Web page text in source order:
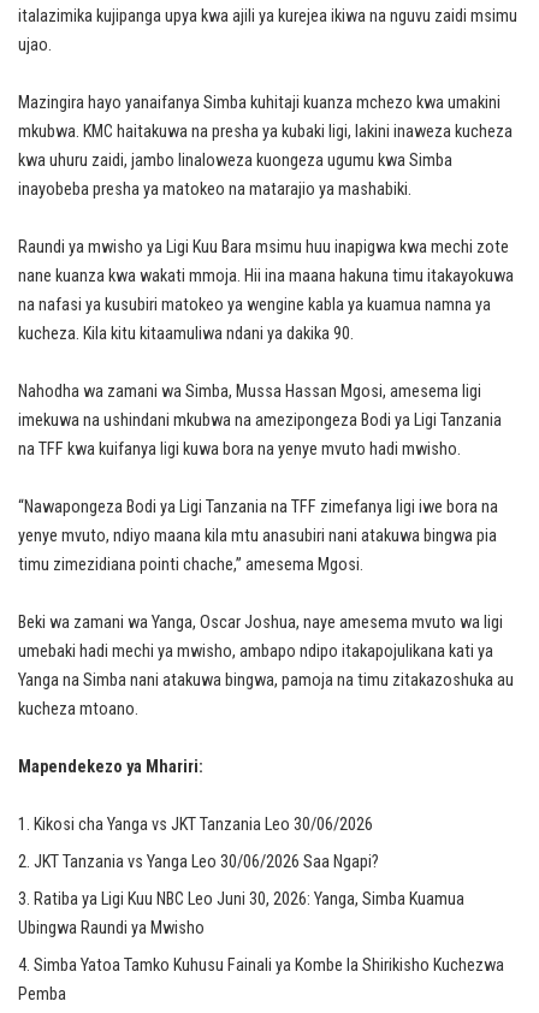
italazimika kujipanga upya kwa ajili ya kurejea ikiwa na nguvu zaidi msimu
ujao.
Mazingira hayo yanaifanya Simba kuhitaji kuanza mchezo kwa umakini
mkubwa. KMC haitakuwa na presha ya kubaki ligi, lakini inaweza kucheza
kwa uhuru zaidi, jambo linaloweza kuongeza ugumu kwa Simba
inayobeba presha ya matokeo na matarajio ya mashabiki.
Raundi ya mwisho ya Ligi Kuu Bara msimu huu inapigwa kwa mechi zote
nane kuanza kwa wakati mmoja. Hii ina maana hakuna timu itakayokuwa
na nafasi ya kusubiri matokeo ya wengine kabla ya kuamua namna ya
kucheza. Kila kitu kitaamuliwa ndani ya dakika 90.
Nahodha wa zamani wa Simba, Mussa Hassan Mgosi, amesema ligi
imekuwa na ushindani mkubwa na amezipongeza Bodi ya Ligi Tanzania
na TFF kwa kuifanya ligi kuwa bora na yenye mvuto hadi mwisho.
“Nawapongeza Bodi ya Ligi Tanzania na TFF zimefanya ligi iwe bora na
yenye mvuto, ndiyo maana kila mtu anasubiri nani atakuwa bingwa pia
timu zimezidiana pointi chache,” amesema Mgosi.
Beki wa zamani wa Yanga, Oscar Joshua, naye amesema mvuto wa ligi
umebaki hadi mechi ya mwisho, ambapo ndipo itakapojulikana kati ya
Yanga na Simba nani atakuwa bingwa, pamoja na timu zitakazoshuka au
kucheza mtoano.
Mapendekezo ya Mhariri:
Kikosi cha Yanga vs JKT Tanzania Leo 30/06/2026
JKT Tanzania vs Yanga Leo 30/06/2026 Saa Ngapi?
Ratiba ya Ligi Kuu NBC Leo Juni 30, 2026: Yanga, Simba Kuamua
Ubingwa Raundi ya Mwisho
Simba Yatoa Tamko Kuhusu Fainali ya Kombe la Shirikisho Kuchezwa
Pemba